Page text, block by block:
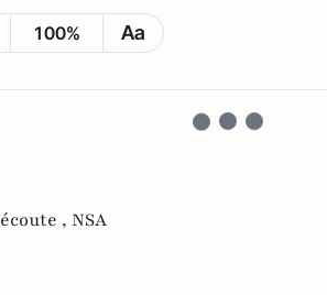
100% Aa
écoute , NSA